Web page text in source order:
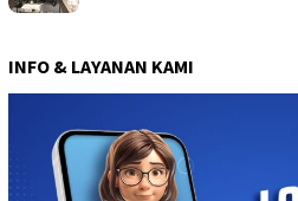
INFO & LAYANAN KAMI